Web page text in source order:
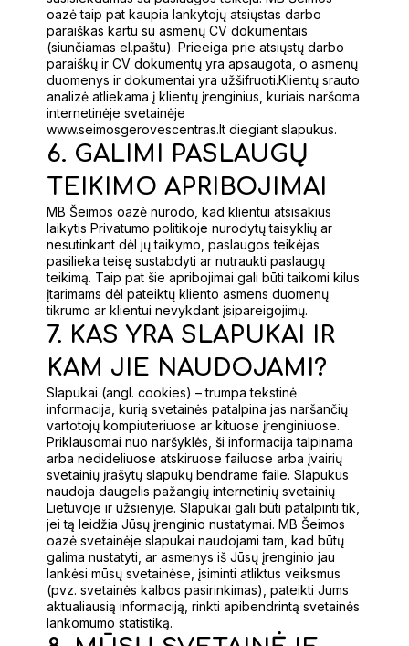
oazė taip pat kaupia lankytojų atsiųstas darbo
paraiškas kartu su asmenų CV dokumentais
(siunčiamas el.paštu). Prieeiga prie atsiųstų darbo
paraiškų ir CV dokumentų yra apsaugota, o asmenų
duomenys ir dokumentai yra užšifruoti.Klientų srauto
analizė atliekama į klientų įrenginius, kuriais naršoma
internetinėje svetainėje
www.seimosgerovescentras.lt diegiant slapukus.
6. GALIMI PASLAUGŲ
TEIKIMO APRIBOJIMAI
MB Šeimos oazė nurodo, kad klientui atsisakius
laikytis Privatumo politikoje nurodytų taisyklių ar
nesutinkant dėl jų taikymo, paslaugos teikėjas
pasilieka teisę sustabdyti ar nutraukti paslaugų
teikimą. Taip pat šie apribojimai gali būti taikomi kilus
įtarimams dėl pateiktų kliento asmens duomenų
tikrumo ar klientui nevykdant įsipareigojimų.
7. KAS YRA SLAPUKAI IR
KAM JIE NAUDOJAMI?
Slapukai (angl. cookies) – trumpa tekstinė
informacija, kurią svetainės patalpina jas naršančių
vartotojų kompiuteriuose ar kituose įrenginiuose.
Priklausomai nuo naršyklės, ši informacija talpinama
arba nedideliuose atskiruose failuose arba įvairių
svetainių įrašytų slapukų bendrame faile. Slapukus
naudoja daugelis pažangių internetinių svetainių
Lietuvoje ir užsienyje. Slapukai gali būti patalpinti tik,
jei tą leidžia Jūsų įrenginio nustatymai. MB Šeimos
oazė svetainėje slapukai naudojami tam, kad būtų
galima nustatyti, ar asmenys iš Jūsų įrenginio jau
lankėsi mūsų svetainėse, įsiminti atliktus veiksmus
(pvz. svetainės kalbos pasirinkimas), pateikti Jums
aktualiausią informaciją, rinkti apibendrintą svetainės
lankomumo statistiką.